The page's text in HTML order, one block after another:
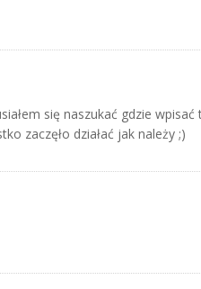
się naszukać gdzie
zaczęło działać jak należy ;)